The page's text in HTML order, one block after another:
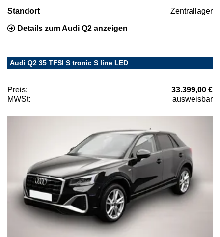
Standort Zentrallager
Details zum Audi Q2 anzeigen
Audi Q2 35 TFSI S tronic S line LED
Preis:
33.399,00 €
MWSt:
ausweisbar